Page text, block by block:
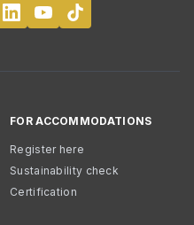
FOR ACCOMMODATIONS
Register here
Sustainability check
Certification